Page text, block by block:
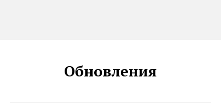
Обновления